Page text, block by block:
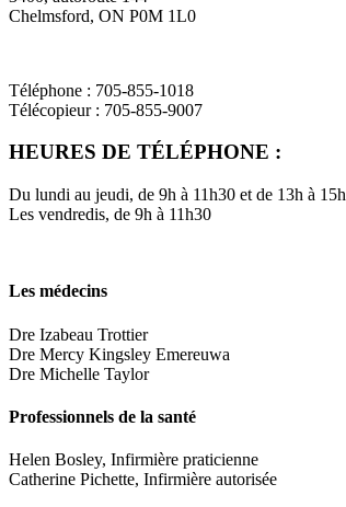
Chelmsford, ON P0M 1L0
Téléphone : 705-855-1018
Télécopieur : 705-855-9007
HEURES DE TÉLÉPHONE :
Du lundi au jeudi, de 9h à 11h30 et de 13h à 15h
Les vendredis, de 9h à 11h30
Les médecins
Dre Izabeau Trottier
Dre Mercy Kingsley Emereuwa
Dre Michelle Taylor
Professionnels de la santé
Helen Bosley, Infirmière praticienne
Catherine Pichette, Infirmière autorisée